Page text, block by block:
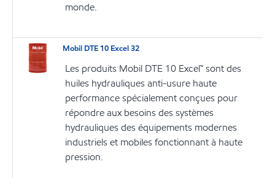
monde.
Mobil DTE 10 Excel 32
Les produits Mobil DTE 10 Excel™ sont des
huiles hydrauliques anti-usure haute
performance spécialement conçues pour
répondre aux besoins des systèmes
hydrauliques des équipements modernes
industriels et mobiles fonctionnant à haute
pression.